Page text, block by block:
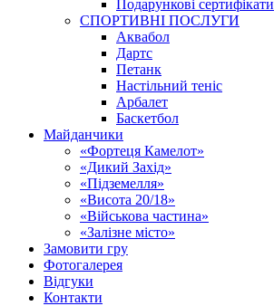
Подарункові сертифікати
СПОРТИВНІ ПОСЛУГИ
Аквабол
Дартс
Петанк
Настільний теніс
Арбалет
Баскетбол
Майданчики
«Фортеця Камелот»
«Дикий Захід»
«Підземелля»
«Висота 20/18»
«Військова частина»
«Залізне місто»
Замовити гру
Фотогалерея
Відгуки
Контакти